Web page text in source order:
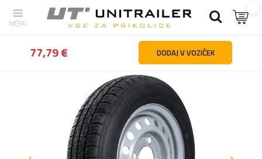
Nazaj domov Kolesa platišča pnevmatike Kolesa za prikolice
77,79 € DODAJ V VOZIČEK